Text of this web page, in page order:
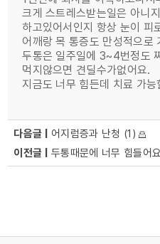
크게 스트레스받는일은 아니
하고있어서인지 항상 눈이 피
어깨랑 목 통증도 만성적으로
두통은 일주일에 3~4번정도
먹지않으면 견딜수가없어요.
지금도 너무 힘든데 치료 가능
다음글 | 어지럼증과 난청 (1)
이전글 |두통때문에 너무 힘들어요